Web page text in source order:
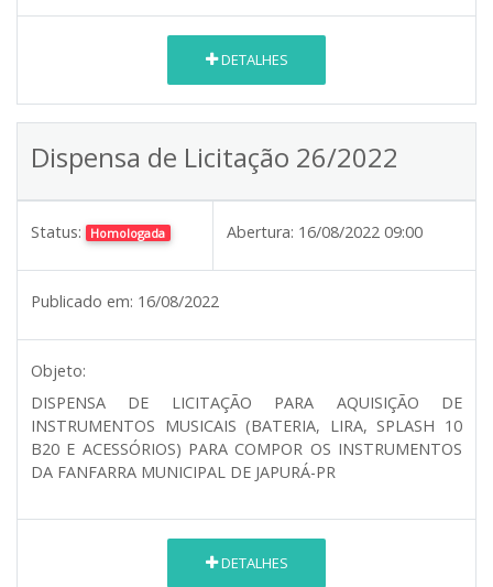
DETALHES
Dispensa de Licitação 26/2022
Status: Homologada Abertura: 16/08/2022 09:00
Publicado em: 16/08/2022
Objeto:
DISPENSA DE LICITAÇÃO PARA AQUISIÇÃO DE
INSTRUMENTOS MUSICAIS (BATERIA, LIRA, SPLASH 10
B20 E ACESSÓRIOS) PARA COMPOR OS INSTRUMENTOS
DA FANFARRA MUNICIPAL DE JAPURÁ-PR
DETALHES